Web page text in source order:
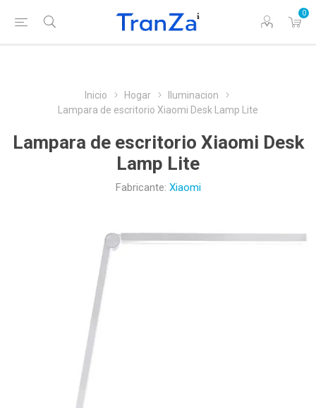
0
Inicio Hogar
Iluminacion
Lampara de escritorio Xiaomi Desk Lamp Lite
Lampara de escritorio Xiaomi Desk
Lamp Lite
Fabricante: Xiaomi